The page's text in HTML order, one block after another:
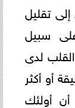
تقليل
سبيل
لدى
يمشون لمدة 15 دقيقة أو أكثر
أن أولئك